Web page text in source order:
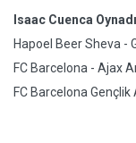
Isaac Cuenca
Hapoel Beer Sheva -
FC Barcelona - Ajax
FC Barcelona Gençlik